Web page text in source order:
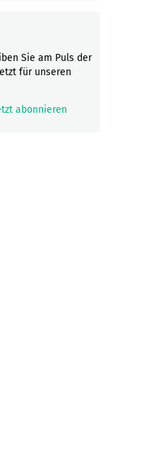
Sie am Puls der
für unseren
abonnieren